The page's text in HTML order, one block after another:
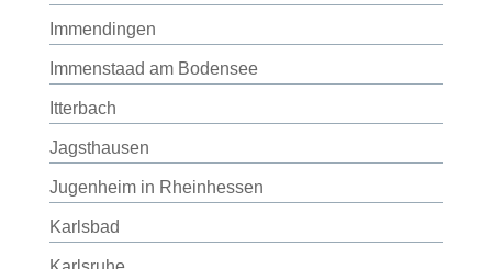
Immendingen
Immenstaad am Bodensee
Itterbach
Jagsthausen
Jugenheim in Rheinhessen
Karlsbad